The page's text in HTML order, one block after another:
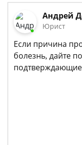
Андрей
Юрист
Если причина
болезнь, дайте